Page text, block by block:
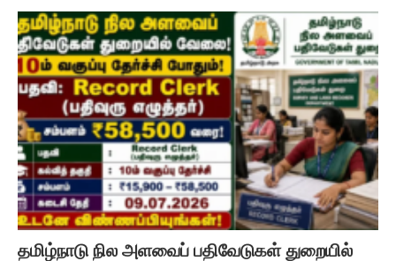
தமிழ்நாடு நில அளவைப் பதிவேடுகள் துறையில்